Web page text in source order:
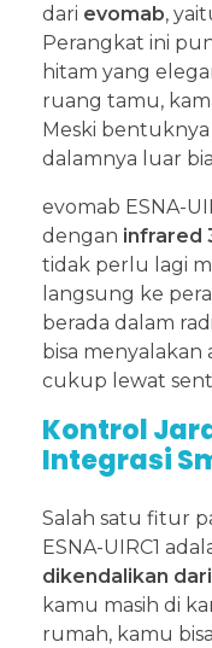
dari evomab,
Perangkat ini
hitam yang
ruang tamu,
Meski
dalamnya luar
evomab ESNA-
dengan infrared
tidak perlu lagi
langsung ke
berada dalam
bisa
cukup lewat
Kontrol
Integrasi
Salah satu fitur
ESNA-UIRC1
dikendalikan
kamu masih di
rumah, kamu